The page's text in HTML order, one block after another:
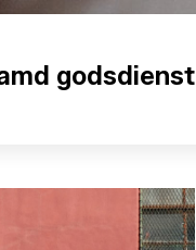
godsdienst